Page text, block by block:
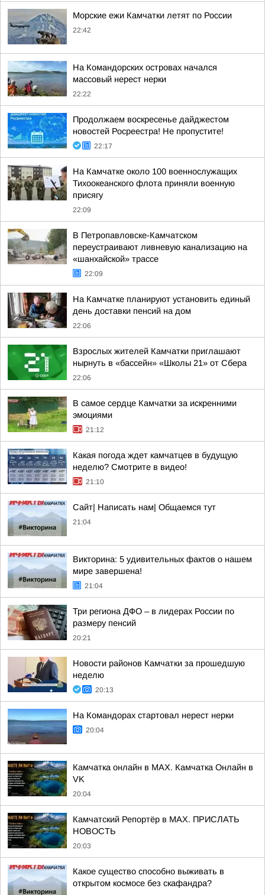
Морские ежи Камчатки летят по России
22:42
На Командорских островах начался
массовый нерест нерки
22:22
Продолжаем воскресенье дайджестом
новостей Росреестра! Не пропустите!
22:17
На Камчатке около 100 военнослужащих
Тихоокеанского флота приняли военную
присягу
22:09
В Петропавловске-Камчатском
переустраивают ливневую канализацию на
«шанхайской» трассе
22:09
На Камчатке планируют установить единый
день доставки пенсий на дом
22:06
Взрослых жителей Камчатки приглашают
нырнуть в «бассейн» «Школы 21» от Сбера
22:06
В самое сердце Камчатки за искренними
эмоциями
21:12
Какая погода ждет камчатцев в будущую
неделю? Cмотрите в видео!
21:10
Сайт| Написать нам| Общаемся тут
21:04
Викторина: 5 удивительных фактов о нашем
мире завершена!
21:04
Три региона ДФО – в лидерах России по
размеру пенсий
20:21
Новости районов Камчатки за прошедшую
неделю
20:13
На Командорах стартовал нерест нерки
20:04
Камчатка онлайн в MAX. Камчатка Онлайн в
VK
20:04
Камчатский Репортёр в MAX. ПРИСЛАТЬ
НОВОСТЬ
20:03
Какое существо способно выживать в
открытом космосе без скафандра?